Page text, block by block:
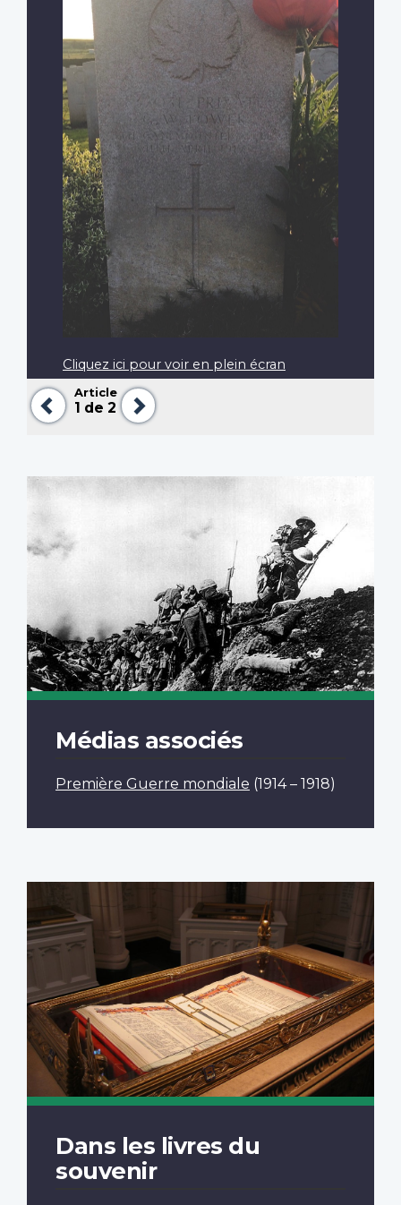
Précédent
Article
1 de 2
Suivant
Cliquez ici pour voir en plein écran
Médias associés
Première Guerre mondiale (1914 – 1918)
Dans les livres du
souvenir